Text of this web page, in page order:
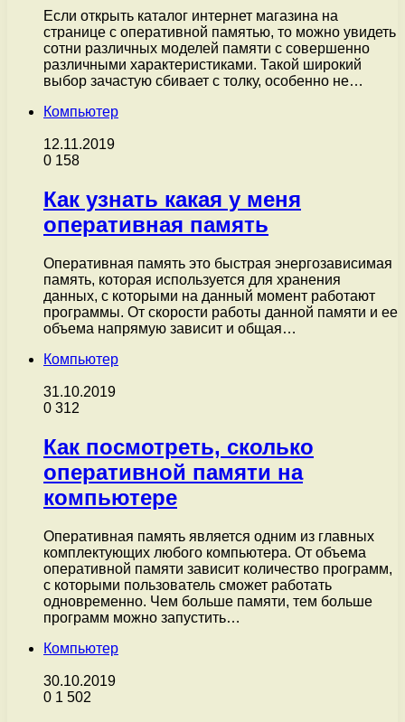
Если открыть каталог интернет магазина на
странице с оперативной памятью, то можно увидеть
сотни различных моделей памяти с совершенно
различными характеристиками. Такой широкий
выбор зачастую сбивает с толку, особенно не…
Компьютер
12.11.2019
0 158
Как узнать какая у меня
оперативная память
Оперативная память это быстрая энергозависимая
память, которая используется для хранения
данных, с которыми на данный момент работают
программы. От скорости работы данной памяти и ее
объема напрямую зависит и общая…
Компьютер
31.10.2019
0 312
Как посмотреть, сколько
оперативной памяти на
компьютере
Оперативная память является одним из главных
комплектующих любого компьютера. От объема
оперативной памяти зависит количество программ,
с которыми пользователь сможет работать
одновременно. Чем больше памяти, тем больше
программ можно запустить…
Компьютер
30.10.2019
0 1 502